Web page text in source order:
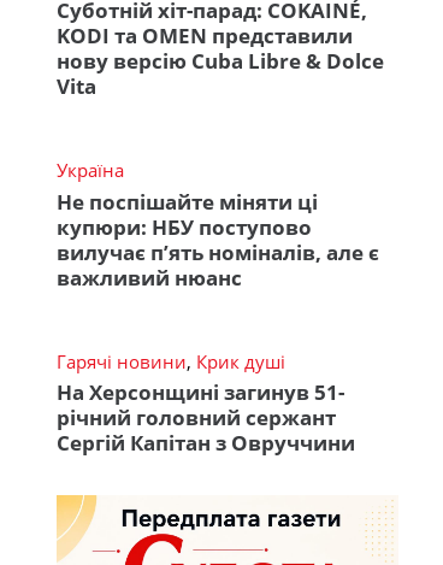
Суботній хіт-парад: COKAINÉ,
KODI та OMEN представили
нову версію Cuba Libre & Dolce
Vita
Україна
Не поспішайте міняти ці
купюри: НБУ поступово
вилучає п’ять номіналів, але є
важливий нюанс
Гарячі новини, Крик душі
На Херсонщині загинув 51-
річний головний сержант
Сергій Капітан з Овруччини